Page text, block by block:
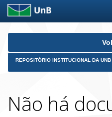
Skip
REPOSITÓRIO INSTITUCIONAL DA UNB
Não há